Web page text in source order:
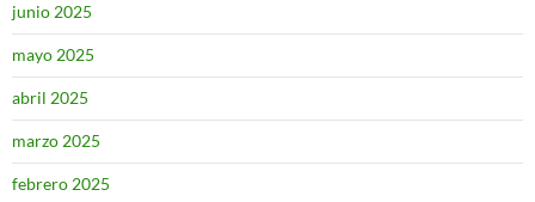
junio 2025
mayo 2025
abril 2025
marzo 2025
febrero 2025